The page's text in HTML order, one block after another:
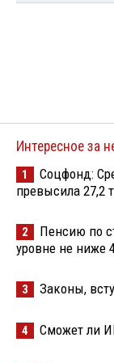
Интересное за
1
Соцфонд:
превысила 27,2
2
Пенсию по
уровне не ниже
3 Законы,
4 Сможет ли